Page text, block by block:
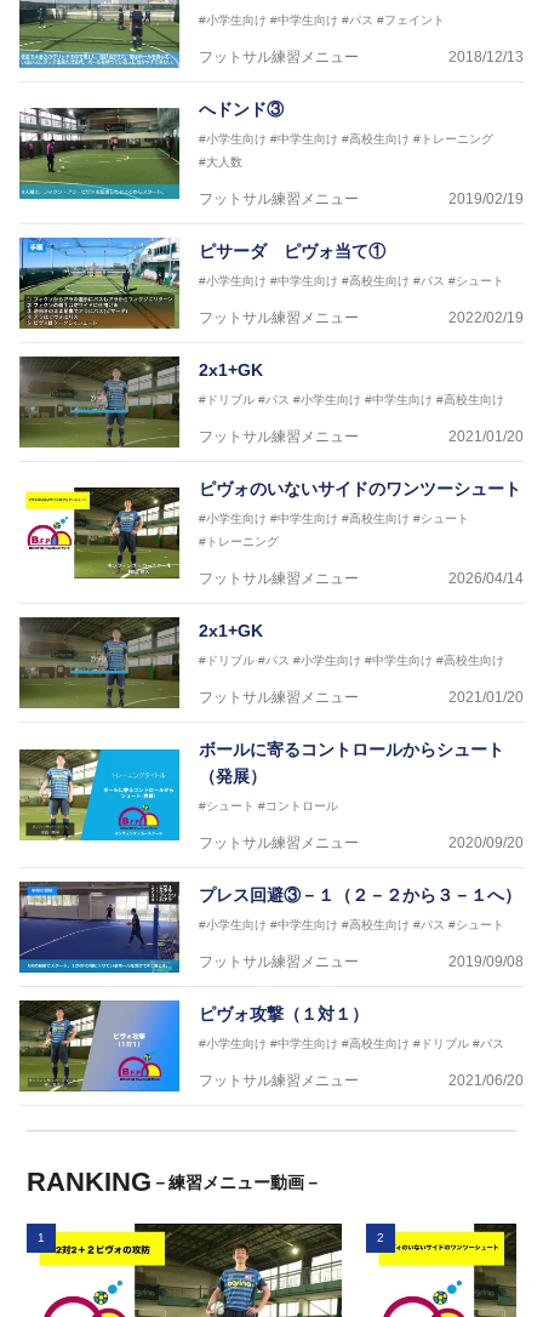
#小学生向け #中学生向け #パス #フェイント
フットサル練習メニュー 2018/12/13
へドンド③
#小学生向け #中学生向け #高校生向け #トレーニング
#大人数
フットサル練習メニュー 2019/02/19
ピサーダ ピヴォ当て①
#小学生向け #中学生向け #高校生向け #パス #シュート
フットサル練習メニュー 2022/02/19
2x1+GK
#ドリブル #パス #小学生向け #中学生向け #高校生向け
フットサル練習メニュー 2021/01/20
ピヴォのいないサイドのワンツーシュート
#小学生向け #中学生向け #高校生向け #シュート
#トレーニング
フットサル練習メニュー 2026/04/14
2x1+GK
#ドリブル #パス #小学生向け #中学生向け #高校生向け
フットサル練習メニュー 2021/01/20
ボールに寄るコントロールからシュート
（発展）
#シュート #コントロール
フットサル練習メニュー 2020/09/20
プレス回避③－１（２－２から３－１へ）
#小学生向け #中学生向け #高校生向け #パス #シュート
フットサル練習メニュー 2019/09/08
ピヴォ攻撃（１対１）
#小学生向け #中学生向け #高校生向け #ドリブル #パス
フットサル練習メニュー 2021/06/20
RANKING －練習メニュー動画－
1 2